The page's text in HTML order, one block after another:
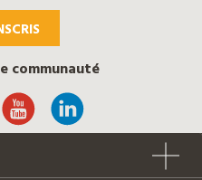
communauté